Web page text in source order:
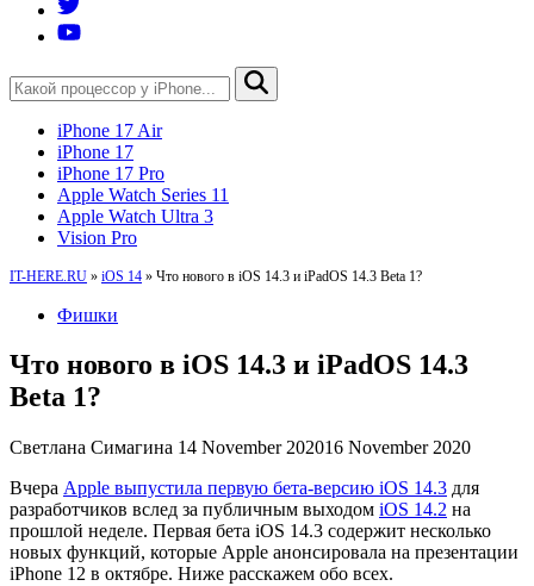
iPhone 17 Air
iPhone 17
iPhone 17 Pro
Apple Watch Series 11
Apple Watch Ultra 3
Vision Pro
IT-HERE.RU » iOS 14 » Что нового в iOS 14.3 и iPadOS 14.3 Beta 1?
Фишки
Что нового в iOS 14.3 и iPadOS 14.3
Beta 1?
Светлана Симагина 14 November 202016 November 2020
Вчера Apple выпустила первую бета-версию iOS 14.3 для
разработчиков вслед за публичным выходом iOS 14.2 на
прошлой неделе. Первая бета iOS 14.3 содержит несколько
новых функций, которые Apple анонсировала на презентации
iPhone 12 в октябре. Ниже расскажем обо всех.